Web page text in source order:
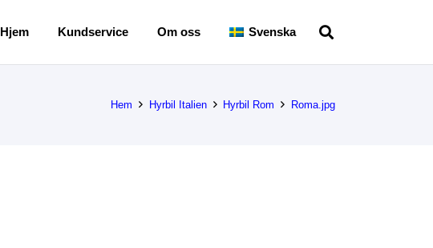
Hjem Kundservice Om oss Svenska
Hem Hyrbil Italien Hyrbil Rom Roma.jpg